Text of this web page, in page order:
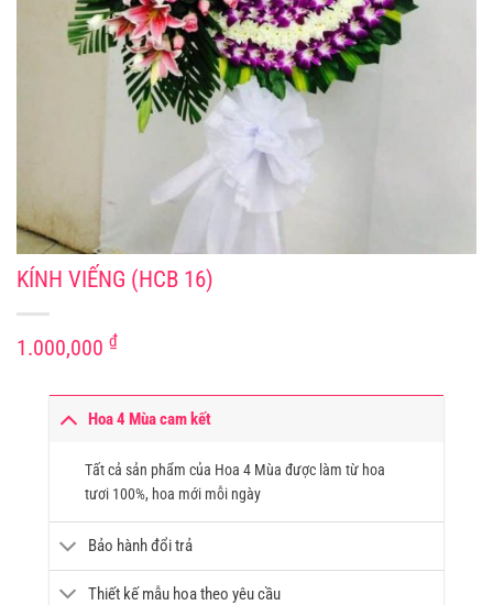
KÍNH VIẾNG (HCB 16)
1.000,000 ₫
Hoa 4 Mùa cam kết
Tất cả sản phẩm của Hoa 4 Mùa được làm từ hoa
tươi 100%, hoa mới mỗi ngày
Bảo hành đổi trả
Thiết kế mẫu hoa theo yêu cầu